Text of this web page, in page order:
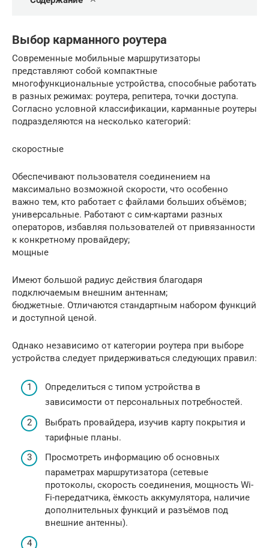
Выбор карманного роутера
Современные мобильные маршрутизаторы
представляют собой компактные
многофункциональные устройства, способные работать
в разных режимах: роутера, репитера, точки доступа.
Согласно условной классификации, карманные роутеры
подразделяются на несколько категорий:
скоростные
Обеспечивают пользователя соединением на
максимально возможной скорости, что особенно
важно тем, кто работает с файлами больших объёмов;
универсальные. Работают с сим-картами разных
операторов, избавляя пользователей от привязанности
к конкретному провайдеру;
мощные
Имеют большой радиус действия благодаря
подключаемым внешним антеннам;
бюджетные. Отличаются стандартным набором функций
и доступной ценой.
Однако независимо от категории роутера при выборе
устройства следует придерживаться следующих правил:
Определиться с типом устройства в
зависимости от персональных потребностей.
Выбрать провайдера, изучив карту покрытия и
тарифные планы.
Просмотреть информацию об основных
параметрах маршрутизатора (сетевые
протоколы, скорость соединения, мощность Wi-
Fi-передатчика, ёмкость аккумулятора, наличие
дополнительных функций и разъёмов под
внешние антенны).